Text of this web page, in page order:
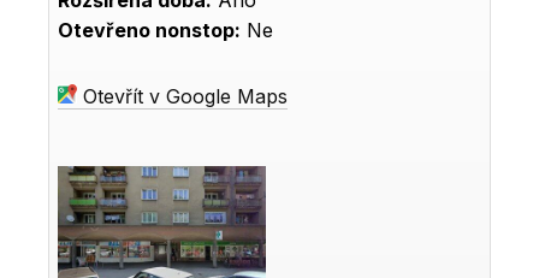
Otevřeno nonstop: Ne
Otevřít v Google Maps